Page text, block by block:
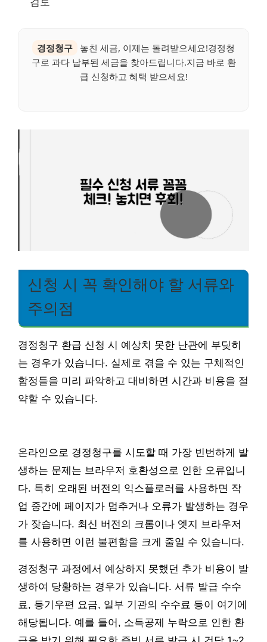
경정청구
놓친 세금, 이제는 돌려받으세요!경정청
구로 과다 납부된 세금을 찾아드립니다.지금 바로 환
급 신청하고 혜택 받으세요!
신청 시 꼭 확인해야 할 서류와
주의점
경정청구 환급 신청 시 예상치 못한 난관에 부딪히
는 경우가 있습니다. 실제로 겪을 수 있는 구체적인
함정들을 미리 파악하고 대비하면 시간과 비용을 절
약할 수 있습니다.
온라인으로 경정청구를 시도할 때 가장 빈번하게 발
생하는 문제는 브라우저 호환성으로 인한 오류입니
다. 특히 오래된 버전의 익스플로러를 사용하면 작
업 중간에 페이지가 멈추거나 오류가 발생하는 경우
가 잦습니다. 최신 버전의 크롬이나 엣지 브라우저
를 사용하면 이런 불편함을 크게 줄일 수 있습니다.
경정청구 과정에서 예상하지 못했던 추가 비용이 발
생하여 당황하는 경우가 있습니다. 서류 발급 수수
료, 등기우편 요금, 일부 기관의 수수료 등이 여기에
해당됩니다. 예를 들어, 소득공제 누락으로 인한 환